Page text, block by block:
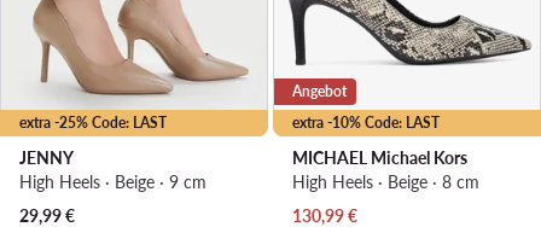
extra -25% Code: LAST
JENNY
High Heels · Beige · 9 cm
29,99€
extra -10% Code: LAST
Angebot
MICHAEL Michael Kors
High Heels · Beige · 8 cm
Aktueller Preis
130,99€